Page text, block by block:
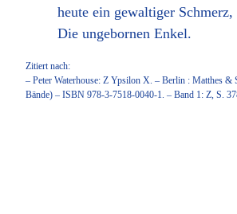
heute ein gewaltiger Schmerz,
Die ungebornen Enkel.
Zitiert nach:
– Peter Waterhouse: Z Ypsilon X. – Berlin : Matthes &
Bände) – ISBN 978-3-7518-0040-1. – Band 1: Z, S.